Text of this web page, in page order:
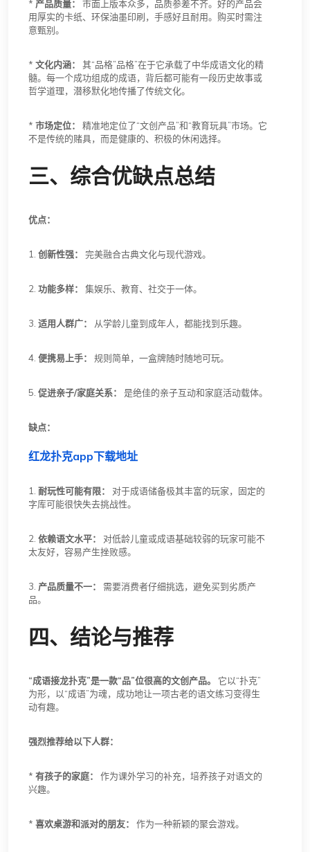
* 产品质量：
市面上版本众多，品质参差不齐。好的产品会
用厚实的卡纸、环保油墨印刷，手感好且耐用。购买时需注
意甄别。
* 文化内涵：
其“品格”品格”在于它承载了中华成语文化的精
髓。每一个成功组成的成语，背后都可能有一段历史故事或
哲学道理，潜移默化地传播了传统文化。
* 市场定位：
精准地定位了“文创产品”和“教育玩具”市场。它
不是传统的赌具，而是健康的、积极的休闲选择。
三、综合优缺点总结
优点：
1. 创新性强： 完美融合古典文化与现代游戏。
2. 功能多样： 集娱乐、教育、社交于一体。
3. 适用人群广： 从学龄儿童到成年人，都能找到乐趣。
4. 便携易上手： 规则简单，一盒牌随时随地可玩。
5. 促进亲子/家庭关系： 是绝佳的亲子互动和家庭活动载体。
缺点：
红龙扑克app下载地址
1. 耐玩性可能有限：
对于成语储备极其丰富的玩家，固定的
字库可能很快失去挑战性。
2. 依赖语文水平：
对低龄儿童或成语基础较弱的玩家可能不
太友好，容易产生挫败感。
3. 产品质量不一：
需要消费者仔细挑选，避免买到劣质产
品。
四、结论与推荐
“成语接龙扑克”是一款“品”位很高的文创产品。
它以“扑克”
为形，以“成语”为魂，成功地让一项古老的语文练习变得生
动有趣。
强烈推荐给以下人群：
* 有孩子的家庭：
作为课外学习的补充，培养孩子对语文的
兴趣。
* 喜欢桌游和派对的朋友： 作为一种新颖的聚会游戏。